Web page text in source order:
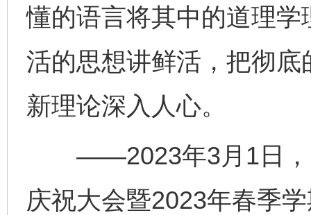
懂的语言将其中的道理
活的思想讲鲜活，把彻
新理论深入人心。
——2023年3月1日，
庆祝大会暨2023年春季